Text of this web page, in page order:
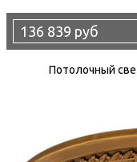
136 839 руб
Потолочный